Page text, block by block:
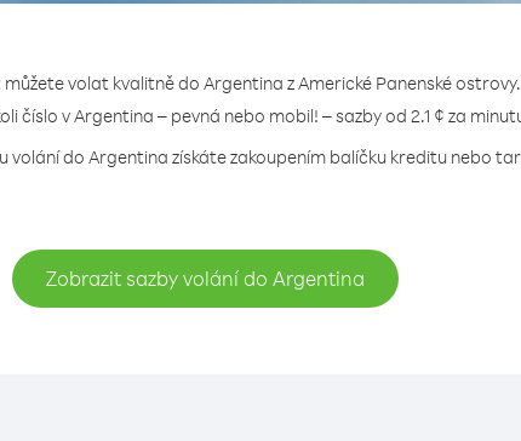
můžete volat kvalitně do Argentina z Americké Panenské ostrovy.
číslo v Argentina – pevná nebo mobil! – sazby od 2.1 ¢ za
volání do Argentina získáte zakoupením balíčku kreditu nebo
Zobrazit sazby volání do Argentina